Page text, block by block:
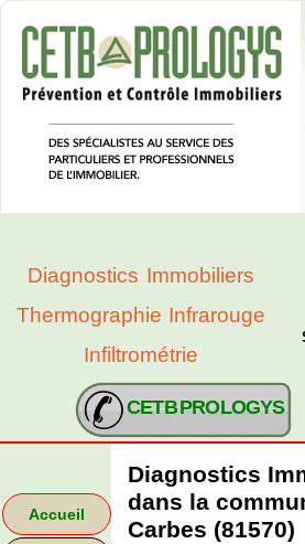
Diagnostics Immobiliers
Thermographie Infrarouge
Infiltrométrie
CETB PROLOGYS
Accueil
Diagnostics
dans la
Carbes (81570)